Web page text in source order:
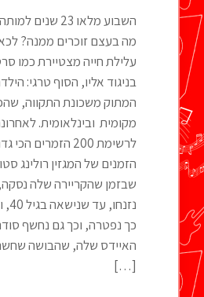
השבוע מלאו 23
מה בעצם זוכרים ממנה?
עלילת חייה מצטיירת כמו
בניגוד אליו, הסוף טרגי:
המתוק משכונת התקווה,
מקומית ובינלאומית.
לרשימת 200 הזמרים
הזמנים של המגזין רולינג
שבזמן שהקריירה שלה
כך נפטרה, וכך גם נחשף
האיידס שלה, שהבושה
[…]